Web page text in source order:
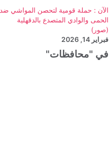
الآن : حملة قومية لتحصن المواشي ضد
الحمى والوادي المتصدع بالدقهلية
(صور)
فبراير 14, 2026
في "محافظات"